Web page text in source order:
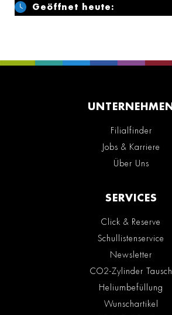
Geöffnet heute:
UNTERNEHMEN
Filialfinder
Jobs & Karriere
Über Uns
SERVICES
Click & Reserve
Schullistenservice
Newsletter
CO2-Zylinder Tausch
Heliumbefüllung
Wunschartikel